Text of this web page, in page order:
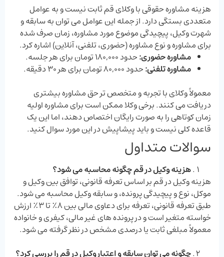
هزینه مشاوره حقوقی با وکلای قم ثابت نیست و به عوامل
متعددی بستگی دارد. از جمله این عوامل می ‌توان به سابقه و
شهرت وکیل، پیچیدگی موضوع مورد مشاوره، زمان صرف شده
برای مشاوره و نوع مشاوره (حضوری، تلفنی، آنلاین) اشاره کرد.
مشاوره حضوری:حدود 180,000 تومان برای هر جلسه.
مشاوره تلفنی:حدود 80,000 تومان برای هر 30 دقیقه.
معمولاً وکلای با تجربه و متخصص‌ تر حق مشاوره بیشتری
دریافت می ‌کنند. برخی وکلا ممکن است برای مشاوره اولیه
زمان کوتاهی را به صورت رایگان اختصاص دهند، اما این یک
قاعده کلی نیست و باید پیشاپیش در این مورد سوال کنید.
سوالات متداول
هزینه وکیل در قم چگونه محاسبه می ‌شود؟
هزینه وکیل در قم بر اساس تعرفه قانونی، توافق بین وکیل و
موکل، نوع و پیچیدگی پرونده، و سابقه وکیل محاسبه می ‌شود.
طبق تعرفه قانونی، تعرفه برای دعاوی مالی بین 8٪ تا 3٪ ارزش
خواسته متغیر است و در پرونده‌ های غیر مالی، کیفری و خانواده
معمولاً مبلغی ثابت یا درصدی مشخص در نظر گرفته می‌ شود.
چگونه می‌ توان سابقه و اعتبار وکیل در قم را بررسی کرد؟